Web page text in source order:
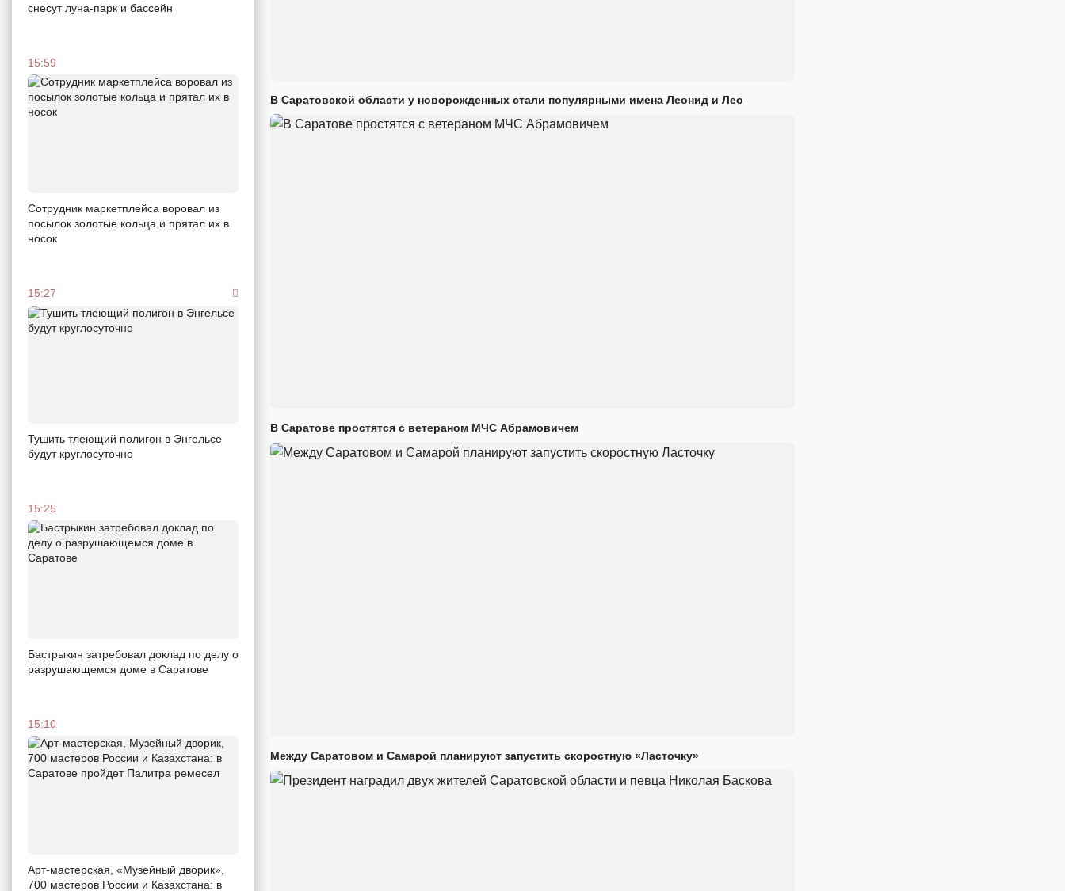
снесут луна-парк и бассейн
15:59
Сотрудник маркетплейса воровал из
посылок золотые кольца и прятал их в
носок
15:27
Тушить тлеющий полигон в Энгельсе
будут круглосуточно
15:25
Бастрыкин затребовал доклад по делу о
разрушающемся доме в Саратове
15:10
Арт-мастерская, «Музейный дворик»,
700 мастеров России и Казахстана: в
В Саратовской области у новорожденных стали популярными имена Леонид и Лео
В Саратове простятся с ветераном МЧС Абрамовичем
Между Саратовом и Самарой планируют запустить скоростную «Ласточку»